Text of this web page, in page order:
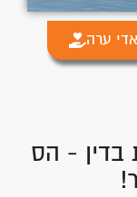
ערה
בדין - הס